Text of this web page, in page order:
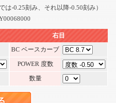
は-0.25刻み、それ以降-0.50刻み）
右目
BC ベースカーブ
POWER 度数
数量